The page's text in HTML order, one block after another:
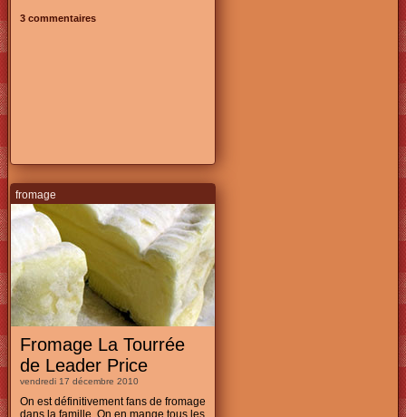
3 commentaires
fromage
Fromage La Tourrée
de Leader Price
vendredi 17 décembre 2010
On est définitivement fans de fromage
dans la famille. On en mange tous les